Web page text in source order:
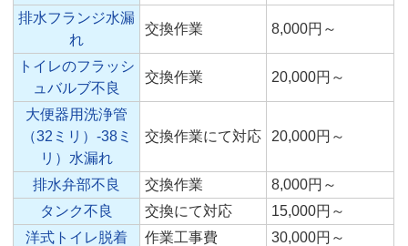
排水フランジ水漏
れ
交換作業 8,000円～
トイレのフラッシ
ュバルブ不良
交換作業 20,000円～
大便器用洗浄管
（32ミリ）-38ミ
リ）水漏れ
交換作業にて対応 20,000円～
排水弁部不良 交換作業
8,000円～
タンク不良
交換にて対応
15,000円～
洋式トイレ脱着
作業工事費
30,000円～